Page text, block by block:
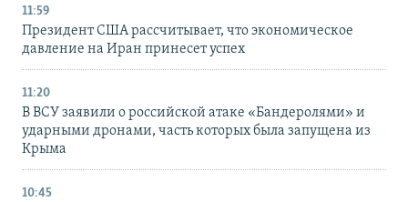
11:59
Президент США рассчитывает, что экономическое
давление на Иран принесет успех
11:20
В ВСУ заявили о российской атаке «Бандеролями» и
ударными дронами, часть которых была запущена из
Крыма
10:45